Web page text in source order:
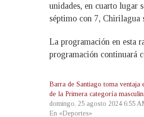
unidades, en cuarto lugar
séptimo con 7, Chirilagua
La programación en esta
programación continuará
Barra de Santiago toma ventaja
de la Primera categoría
domingo, 25 agosto 2024 6:55
En «Deportes»